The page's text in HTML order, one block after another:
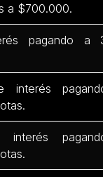
a $700.000.
pagando a
interés